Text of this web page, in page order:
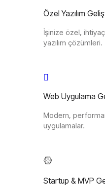
Özel Yazılım
İşinize özel,
yazılım çözümleri.
Web Uygulama
Modern,
uygulamalar.
Startup & MVP